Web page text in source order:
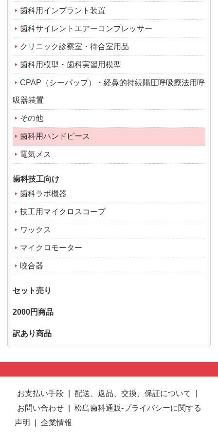
歯科用インプラント装置
歯科サイレントエアーコンプレッサー
クリニック診察室・待合室用品
歯科用模型・歯科実習用模型
CPAP（シーパップ）・経鼻的持続陽圧呼吸療法用呼
吸器装置
その他
歯科用ハンドピース
電気メス
歯科技工向け
歯科ラボ機器
技工用マイクロスコープ
ワックス
マイクロモーター
咬合器
セット売り
2000円商品
訳あり商品
お支払い手段 配送、返品、交換、保証について
お問い合わせ
松島歯科通販-プライバシーに関する
声明
企業情報